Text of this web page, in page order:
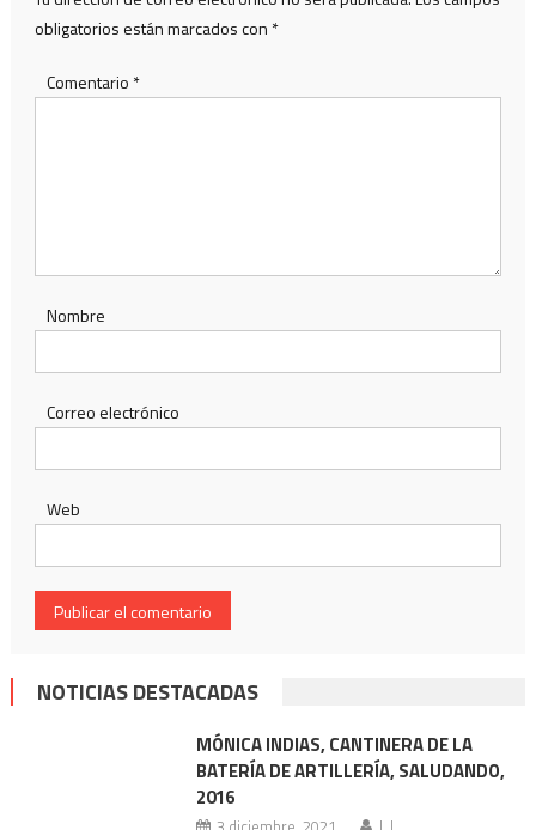
obligatorios están marcados con *
Comentario *
Nombre
Correo electrónico
Web
NOTICIAS DESTACADAS
MÓNICA INDIAS, CANTINERA DE LA
BATERÍA DE ARTILLERÍA, SALUDANDO,
2016